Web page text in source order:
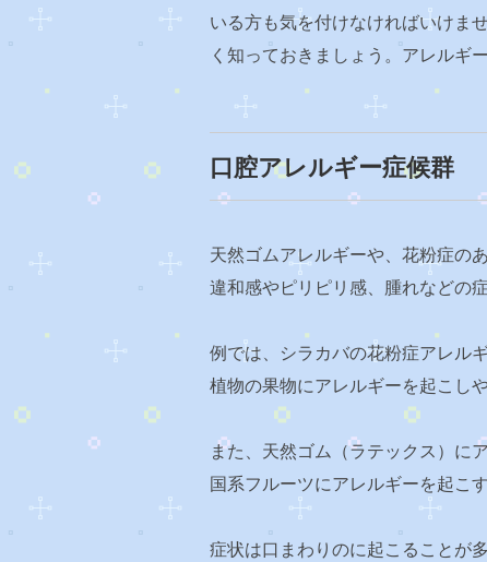
いる方も気を付けなければいけま
く知っておきましょう。アレルギ
口腔アレルギー症候群
天然ゴムアレルギーや、花粉症の
違和感やピリピリ感、腫れなどの
例では、シラカバの花粉症アレル
植物の果物にアレルギーを起こし
また、天然ゴム（ラテックス）に
国系フルーツにアレルギーを起こ
症状は口まわりのに起こることが